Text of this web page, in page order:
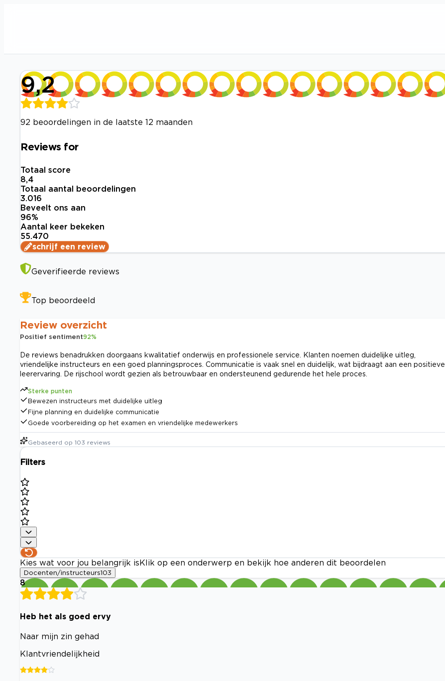
9,2
92 beoordelingen in de laatste 12 maanden
Reviews for
Totaal score
8,4
Totaal aantal beoordelingen
3.016
Beveelt ons aan
96%
Aantal keer bekeken
55.470
schrijf een review
Geverifieerde reviews
Top beoordeeld
Review overzicht
Positief sentiment92%
De reviews benadrukken doorgaans kwalitatief onderwijs en professionele service. Klanten noemen duidelijke uitleg,
vriendelijke instructeurs en een goed planningsproces. Communicatie is vaak snel en duidelijk, wat bijdraagt aan een positieve
leerervaring. De rijschool wordt gezien als betrouwbaar en ondersteunend gedurende het hele proces.
Sterke punten
Bewezen instructeurs met duidelijke uitleg
Fijne planning en duidelijke communicatie
Goede voorbereiding op het examen en vriendelijke medewerkers
Gebaseerd op 103 reviews
Filters
Kies wat voor jou belangrijk is Klik op een onderwerp en bekijk hoe anderen dit beoordelen
Docenten/instructeurs103
8
Heb het als goed ervy
Naar mijn zin gehad
Klantvriendelijkheid